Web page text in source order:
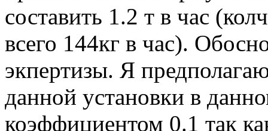
составить 1.2 т в час
всего 144кг в час).
экпертизы. Я
данной установки в
коэффициентом 0.1 так